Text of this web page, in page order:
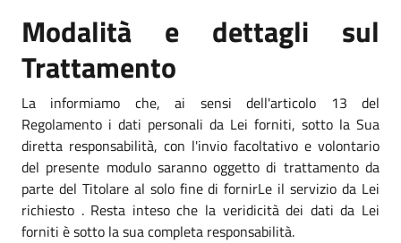
Modalità e dettagli sul
Trattamento
La informiamo che, ai sensi dell'articolo 13 del
Regolamento i dati personali da Lei forniti, sotto la Sua
diretta responsabilità, con l'invio facoltativo e volontario
del presente modulo saranno oggetto di trattamento da
parte del Titolare al solo fine di fornirLe il servizio da Lei
richiesto . Resta inteso che la veridicità dei dati da Lei
forniti è sotto la sua completa responsabilità.